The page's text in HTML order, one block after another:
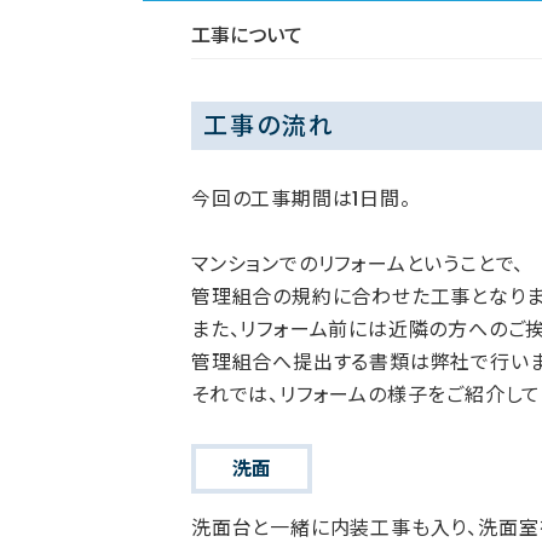
工事について
工事の流れ
今回の工事期間は1日間。
マンションでのリフォームということで、
管理組合の規約に合わせた工事となりま
また、リフォーム前には近隣の方へのご
管理組合へ提出する書類は弊社で行い
それでは、リフォームの様子をご紹介して
洗面
洗面台と一緒に内装工事も入り、洗面室